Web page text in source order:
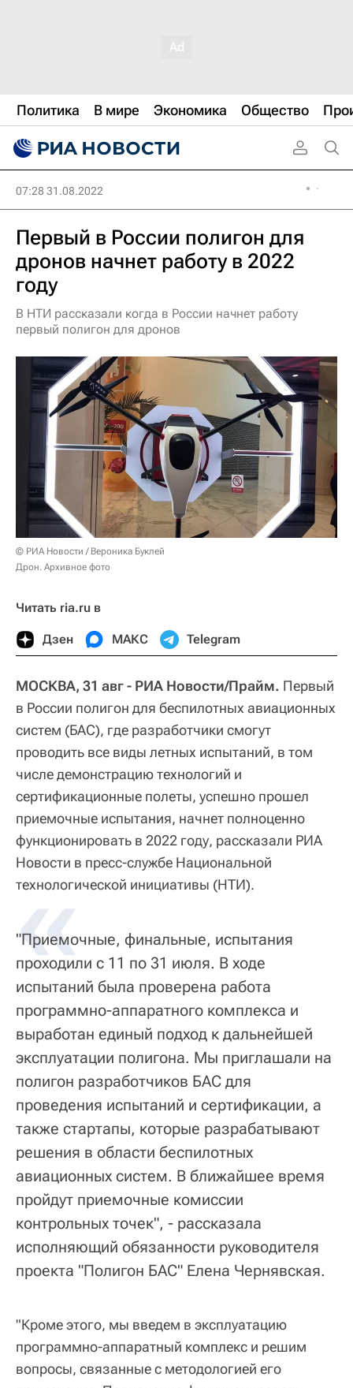
Политика В мире Экономика Общество
07:28 31.08.2022
Первый в России полигон для
дронов начнет работу в 2022
году
В НТИ рассказали когда в России начнет работу
первый полигон для дронов
© РИА Новости / Вероника Буклей
Дрон. Архивное фото
Читать ria.ru в
Дзен МАКС Telegram
МОСКВА, 31 авг - РИА Новости/Прайм. Первый
в России полигон для беспилотных авиационных
систем (БАС), где разработчики смогут
проводить все виды летных испытаний, в том
числе демонстрацию технологий и
сертификационные полеты, успешно прошел
приемочные испытания, начнет полноценно
функционировать в 2022 году, рассказали РИА
Новости в пресс-службе Национальной
технологической инициативы (НТИ).
«
"Приемочные, финальные, испытания
проходили с 11 по 31 июля. В ходе
испытаний была проверена работа
программно-аппаратного комплекса и
выработан единый подход к дальнейшей
эксплуатации полигона. Мы приглашали на
полигон разработчиков БАС для
проведения испытаний и сертификации, а
также стартапы, которые разрабатывают
решения в области беспилотных
авиационных систем. В ближайшее время
пройдут приемочные комиссии
контрольных точек", - рассказала
исполняющий обязанности руководителя
проекта "Полигон БАС" Елена Чернявская.
"Кроме этого, мы введем в эксплуатацию
программно-аппаратный комплекс и решим
вопросы, связанные с методологией его